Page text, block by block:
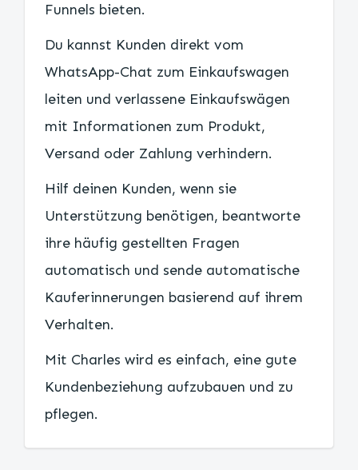
Funnels bieten.
Du kannst Kunden direkt vom
WhatsApp-Chat zum Einkaufswagen
leiten und verlassene Einkaufswägen
mit Informationen zum Produkt,
Versand oder Zahlung verhindern.
Hilf deinen Kunden, wenn sie
Unterstützung benötigen, beantworte
ihre häufig gestellten Fragen
automatisch und sende automatische
Kauferinnerungen basierend auf ihrem
Verhalten.
Mit Charles wird es einfach, eine gute
Kundenbeziehung aufzubauen und zu
pflegen.